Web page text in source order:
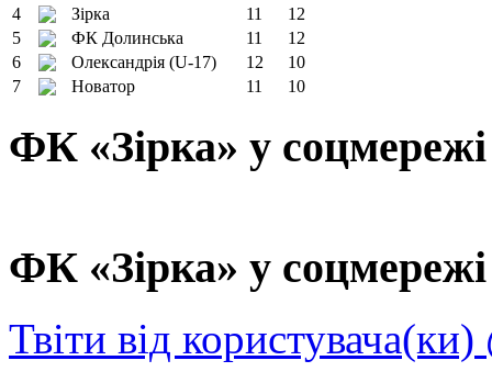
4
Зірка 11
12
5
ФК Долинська 11
12
6
Олександрія (U-17) 12
10
7
Новатор 11 10
ФК «Зірка» у
ФК «Зірка» у
Твіти від